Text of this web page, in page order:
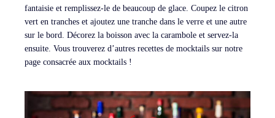
fantaisie et remplissez-le de beaucoup de glace. Coupez le citron
vert en tranches et ajoutez une tranche dans le verre et une autre
sur le bord. Décorez la boisson avec la carambole et servez-la
ensuite. Vous trouverez d’autres recettes de mocktails sur notre
page consacrée aux mocktails !